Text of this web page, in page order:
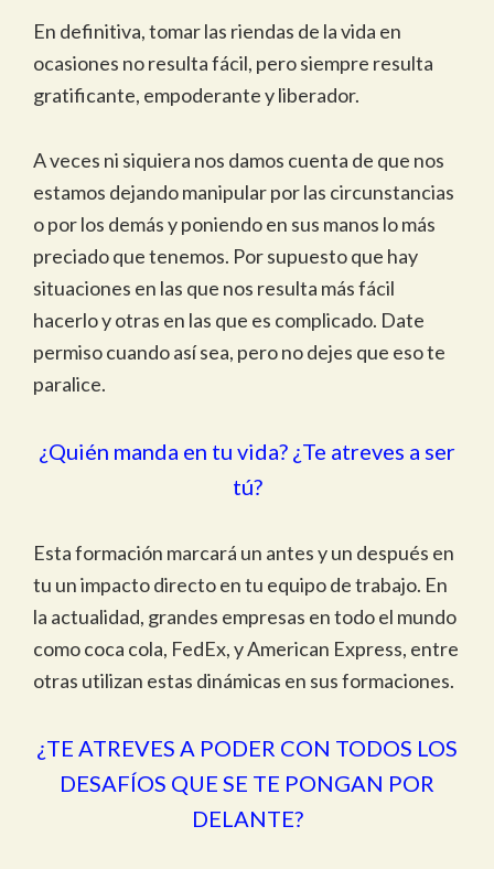
En definitiva, tomar las riendas de la vida en
ocasiones no resulta fácil, pero siempre resulta
gratificante, empoderante y liberador.
A veces ni siquiera nos damos cuenta de que nos
estamos dejando manipular por las circunstancias
o por los demás y poniendo en sus manos lo más
preciado que tenemos. Por supuesto que hay
situaciones en las que nos resulta más fácil
hacerlo y otras en las que es complicado. Date
permiso cuando así sea, pero no dejes que eso te
paralice.
¿Quién manda en tu vida? ¿Te atreves a ser
tú?
Esta formación marcará un antes y un después en
tu un impacto directo en tu equipo de trabajo. En
la actualidad, grandes empresas en todo el mundo
como coca cola, FedEx, y American Express, entre
otras utilizan estas dinámicas en sus formaciones.
¿TE ATREVES A PODER CON TODOS LOS
DESAFÍOS QUE SE TE PONGAN POR
DELANTE?